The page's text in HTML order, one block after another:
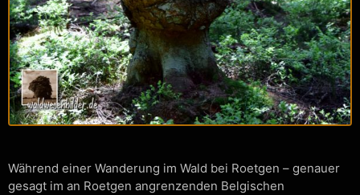
Während einer Wanderung im Wald bei Roetgen – genauer
gesagt im an Roetgen angrenzenden Belgischen